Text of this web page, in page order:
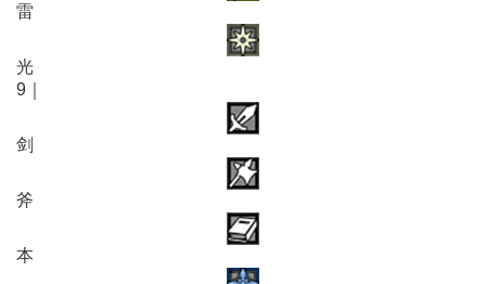
雷
光
9｜
剑
斧
本